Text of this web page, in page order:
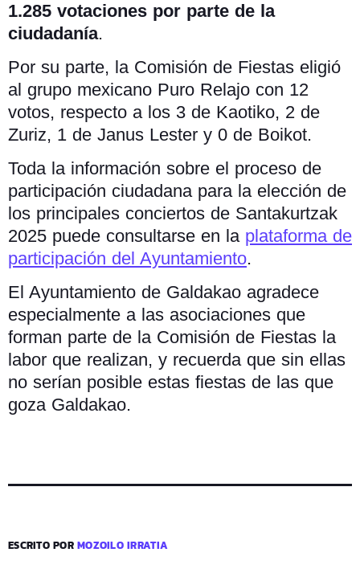
1.285 votaciones por parte de la
ciudadanía.
Por su parte, la Comisión de Fiestas eligió
al grupo mexicano Puro Relajo con 12
votos, respecto a los 3 de Kaotiko, 2 de
Zuriz, 1 de Janus Lester y 0 de Boikot.
Toda la información sobre el proceso de
participación ciudadana para la elección de
los principales conciertos de Santakurtzak
2025 puede consultarse en la plataforma de
participación del Ayuntamiento.
El Ayuntamiento de Galdakao agradece
especialmente a las asociaciones que
forman parte de la Comisión de Fiestas la
labor que realizan, y recuerda que sin ellas
no serían posible estas fiestas de las que
goza Galdakao.
ESCRITO PORMOZOILO IRRATIA